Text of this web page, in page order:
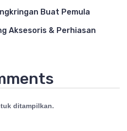
Buat Pemula
Aksesoris & Perhiasan
ditampilkan.